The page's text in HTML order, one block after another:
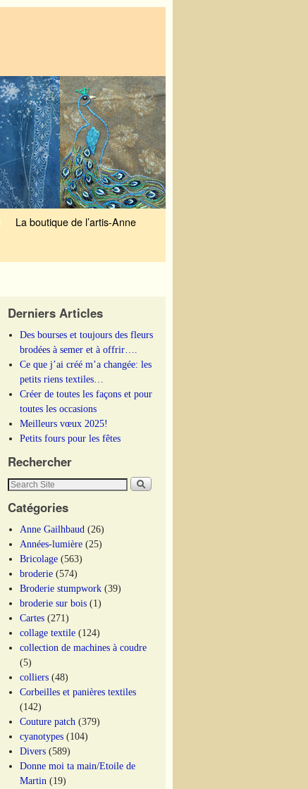
La boutique de l’artis-Anne
Derniers Articles
Des bourses et toujours des fleurs
brodées à semer et à offrir….
Ce que j’ai créé m’a changée: les
petits riens textiles…
Créer de toutes les façons et pour
toutes les occasions
Meilleurs vœux 2025!
Petits fours pour les fêtes
Rechercher
Catégories
Anne Gailhbaud (26)
Années-lumière (25)
Bricolage (563)
broderie (574)
Broderie stumpwork (39)
broderie sur bois (1)
Cartes (271)
collage textile (124)
collection de machines à coudre
(5)
colliers (48)
Corbeilles et panières textiles
(142)
Couture patch (379)
cyanotypes (104)
Divers (589)
Donne moi ta main/Etoile de
Martin (19)